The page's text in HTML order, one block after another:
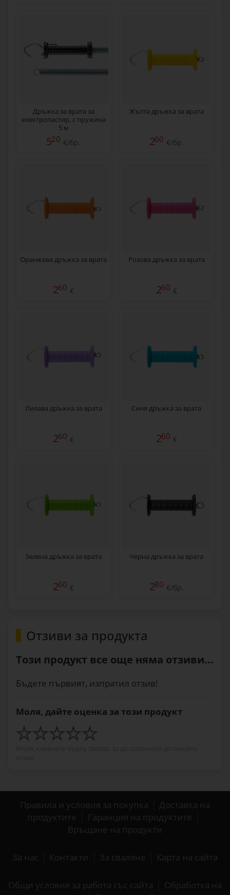
Дръжка за врата за
електропастир, с пружина
5 м
520 €/бр.
Жълта дръжка за врата
260 €/бр.
Оранжева дръжка за врата
260 €
Розова дръжка за врата
260 €
Лилава дръжка за врата
260 €
Синя дръжка за врата
260 €
Зелена дръжка за врата
260 €
Черна дръжка за врата
280 €/бр.
Отзиви за продукта
Този продукт все още няма отзиви...
Бъдете първият, изпратил отзив!
Моля, дайте оценка за този продукт
Правила и условия за покупка
Доставка на
продуктите
Гаранция на продуктите
Връщане на продукти
За нас Контакти За сваляне Карта на сайта
Общи условия за работа със сайта
Обработка на